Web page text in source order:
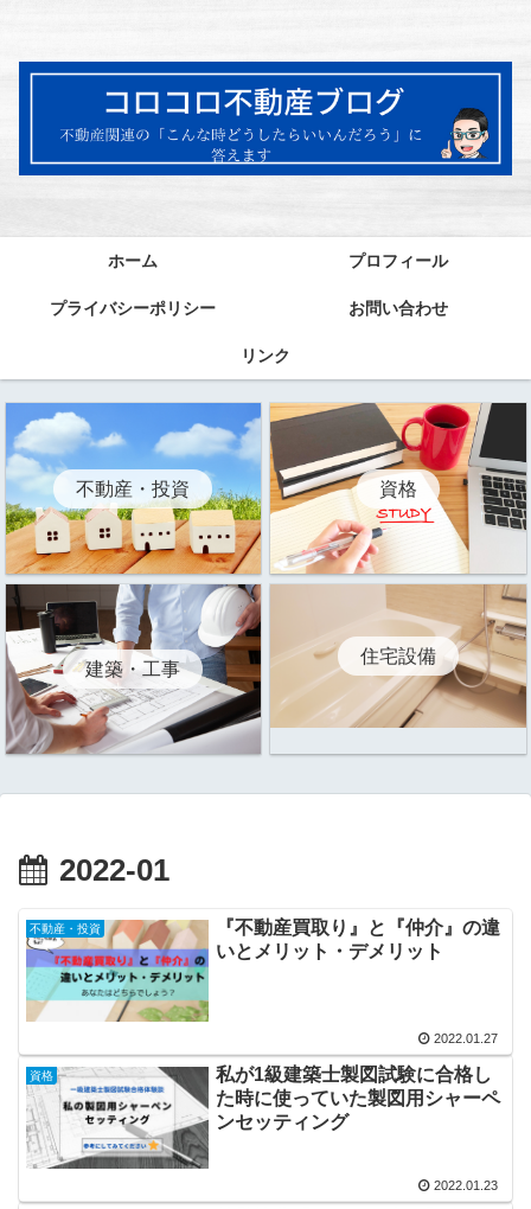
ホーム プロフィール
プライバシーポリシー お問い合わせ
リンク
不動産・投資 資格
建築・工事
住宅設備
2022-01
不動産・投資
『不動産買取り』と『仲介』の違
いとメリット・デメリット
2022.01.27
資格
私が1級建築士製図試験に合格し
た時に使っていた製図用シャーペ
ンセッティング
2022.01.23